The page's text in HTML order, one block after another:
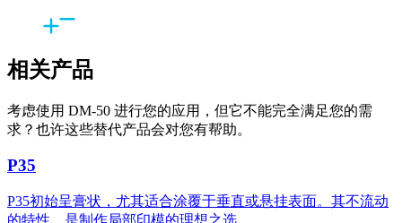
相关产品
考虑使用 DM-50 进行您的应用，但它不能完全满足您的需
求？也许这些替代产品会对您有帮助。
P35
P35初始呈膏状，尤其适合涂覆于垂直或悬挂表面。其不流动